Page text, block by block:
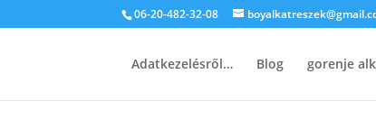
06-20-482-32-08
Adatkezelésről… Blog gorenje